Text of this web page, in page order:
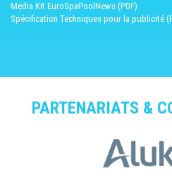
Media Kit EuroSpaPoolNews (PDF)
Spécification Techniques pour la publicité
PARTENARIATS &